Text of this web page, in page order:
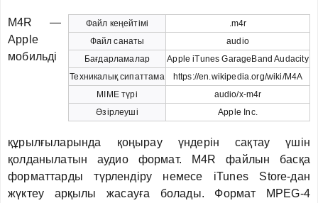
Файл кеңейтімі
.m4r
Файл санаты
audio
Бағдарламалар
Apple iTunes GarageBand Audacity
Техникалық сипаттама
https://en.wikipedia.org/wiki/M4A
MIME түрі
audio/x-m4r
Әзірлеуші
Apple Inc.
M4R —
Apple
мобильді
құрылғыларында қоңырау үндерін сақтау үшін
қолданылатын аудио формат. M4R файлын басқа
форматтарды түрлендіру немесе iTunes Store-дан
жүктеу арқылы жасауға болады. Формат MPEG-4